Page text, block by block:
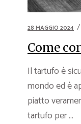
28 MAGGIO 2024
Come
Il tartufo è
mondo ed è
piatto
tartufo per ...